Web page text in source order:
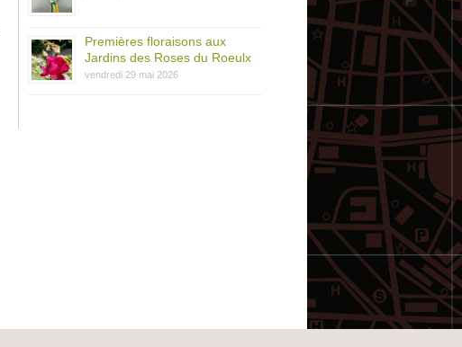
Premières floraisons aux
Jardins des Roses du Roeulx
vendredi 29 mai 2026